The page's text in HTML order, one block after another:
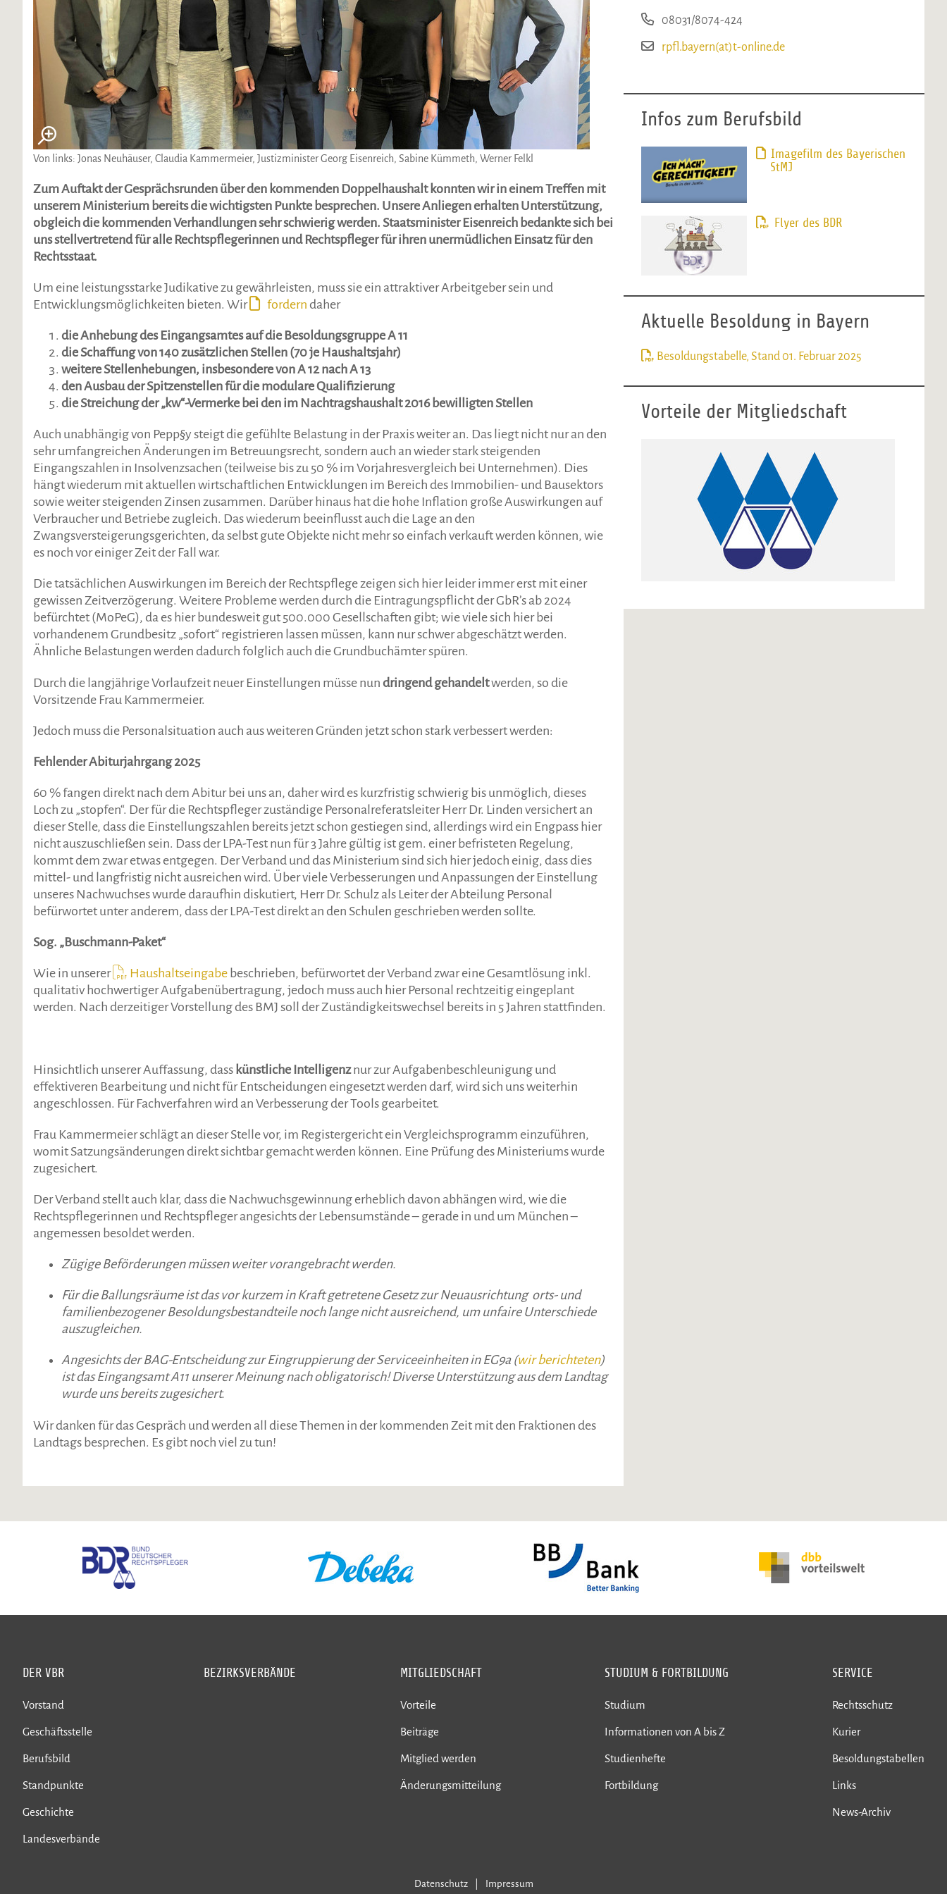
Von links: Jonas Neuhäuser, Claudia Kammermeier, Justizminister Georg Eisenreich, Sabine Kümmeth, Werner Felkl
Zum Auftakt der Gesprächsrunden über den kommenden Doppelhaushalt konnten wir in einem Treffen mit
unserem Ministerium bereits die wichtigsten Punkte besprechen. Unsere Anliegen erhalten Unterstützung,
obgleich die kommenden Verhandlungen sehr schwierig werden. Staatsminister Eisenreich bedankte sich bei
uns stellvertretend für alle Rechtspflegerinnen und Rechtspfleger für ihren unermüdlichen Einsatz für den
Rechtsstaat.
Um eine leistungsstarke Judikative zu gewährleisten, muss sie ein attraktiver Arbeitgeber sein und
Entwicklungsmöglichkeiten bieten. Wir
fordern daher
die Anhebung des Eingangsamtes auf die Besoldungsgruppe A 11
die Schaffung von 140 zusätzlichen Stellen (70 je Haushaltsjahr)
weitere Stellenhebungen, insbesondere von A 12 nach A 13
den Ausbau der Spitzenstellen für die modulare Qualifizierung
die Streichung der „kw“-Vermerke bei den im Nachtragshaushalt 2016 bewilligten Stellen
Auch unabhängig von Pepp§y steigt die gefühlte Belastung in der Praxis weiter an. Das liegt nicht nur an den
sehr umfangreichen Änderungen im Betreuungsrecht, sondern auch an wieder stark steigenden
Eingangszahlen in Insolvenzsachen (teilweise bis zu 50 % im Vorjahresvergleich bei Unternehmen). Dies
hängt wiederum mit aktuellen wirtschaftlichen Entwicklungen im Bereich des Immobilien- und Bausektors
sowie weiter steigenden Zinsen zusammen. Darüber hinaus hat die hohe Inflation große Auswirkungen auf
Verbraucher und Betriebe zugleich. Das wiederum beeinflusst auch die Lage an den
Zwangsversteigerungsgerichten, da selbst gute Objekte nicht mehr so einfach verkauft werden können, wie
es noch vor einiger Zeit der Fall war.
Die tatsächlichen Auswirkungen im Bereich der Rechtspflege zeigen sich hier leider immer erst mit einer
gewissen Zeitverzögerung. Weitere Probleme werden durch die Eintragungspflicht der GbR’s ab 2024
befürchtet (MoPeG), da es hier bundesweit gut 500.000 Gesellschaften gibt; wie viele sich hier bei
vorhandenem Grundbesitz „sofort“ registrieren lassen müssen, kann nur schwer abgeschätzt werden.
Ähnliche Belastungen werden dadurch folglich auch die Grundbuchämter spüren.
Durch die langjährige Vorlaufzeit neuer Einstellungen müsse nun dringend gehandeltwerden, so die
Vorsitzende Frau Kammermeier.
Jedoch muss die Personalsituation auch aus weiteren Gründen jetzt schon stark verbessert werden:
Fehlender Abiturjahrgang 2025
60 % fangen direkt nach dem Abitur bei uns an, daher wird es kurzfristig schwierig bis unmöglich, dieses
Loch zu „stopfen“. Der für die Rechtspfleger zuständige Personalreferatsleiter Herr Dr. Linden versichert an
dieser Stelle, dass die Einstellungszahlen bereits jetzt schon gestiegen sind, allerdings wird ein Engpass hier
nicht auszuschließen sein. Dass der LPA-Test nun für 3 Jahre gültig ist gem. einer befristeten Regelung,
kommt dem zwar etwas entgegen. Der Verband und das Ministerium sind sich hier jedoch einig, dass dies
mittel- und langfristig nicht ausreichen wird. Über viele Verbesserungen und Anpassungen der Einstellung
unseres Nachwuchses wurde daraufhin diskutiert, Herr Dr. Schulz als Leiter der Abteilung Personal
befürwortet unter anderem, dass der LPA-Test direkt an den Schulen geschrieben werden sollte.
Sog. „Buschmann-Paket“
Wie in unserer Haushaltseingabe beschrieben, befürwortet der Verband zwar eine Gesamtlösung inkl.
qualitativ hochwertiger Aufgabenübertragung, jedoch muss auch hier Personal rechtzeitig eingeplant
werden. Nach derzeitiger Vorstellung des BMJ soll der Zuständigkeitswechsel bereits in 5 Jahren stattfinden.
Hinsichtlich unserer Auffassung, dass künstliche Intelligenznur zur Aufgabenbeschleunigung und
effektiveren Bearbeitung und nicht für Entscheidungen eingesetzt werden darf, wird sich uns weiterhin
angeschlossen. Für Fachverfahren wird an Verbesserung der Tools gearbeitet.
Frau Kammermeier schlägt an dieser Stelle vor, im Registergericht ein Vergleichsprogramm einzuführen,
womit Satzungsänderungen direkt sichtbar gemacht werden können. Eine Prüfung des Ministeriums wurde
zugesichert.
Der Verband stellt auch klar, dass die Nachwuchsgewinnung erheblich davon abhängen wird, wie die
Rechtspflegerinnen und Rechtspfleger angesichts der Lebensumstände – gerade in und um München –
angemessen besoldet werden.
Zügige Beförderungen müssen weiter vorangebracht werden.
Für die Ballungsräume ist das vor kurzem in Kraft getretene Gesetz zur Neuausrichtung orts- und
familienbezogener Besoldungsbestandteile noch lange nicht ausreichend, um unfaire Unterschiede
auszugleichen.
Angesichts der BAG-Entscheidung zur Eingruppierung der Serviceeinheiten in EG9a (wir berichteten)
ist das Eingangsamt A11 unserer Meinung nach obligatorisch! Diverse Unterstützung aus dem Landtag
wurde uns bereits zugesichert.
Wir danken für das Gespräch und werden all diese Themen in der kommenden Zeit mit den Fraktionen des
Landtags besprechen. Es gibt noch viel zu tun!
08031/8074-424
rpfl.bayern(at)t-online.de
Infos zum Berufsbild
Imagefilm des Bayerischen
StMJ
Flyer des BDR
Aktuelle Besoldung in Bayern
Besoldungstabelle, Stand 01. Februar 2025
Vorteile der Mitgliedschaft
DER VBR
Vorstand
Geschäftsstelle
Berufsbild
Standpunkte
Geschichte
Landesverbände
BEZIRKSVERBÄNDE MITGLIEDSCHAFT
Vorteile
Beiträge
Mitglied werden
Änderungsmitteilung
STUDIUM & FORTBILDUNG
Studium
Informationen von A bis Z
Studienhefte
Fortbildung
SERVICE
Rechtsschutz
Kurier
Besoldungstabellen
Links
News-Archiv
Datenschutz Impressum